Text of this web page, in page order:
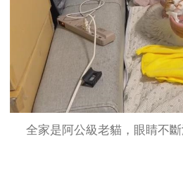
全家是阿公級老貓，眼睛不